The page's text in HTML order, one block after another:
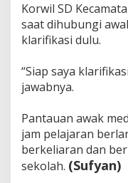
Korwil SD
saat dihubungi
klarifikasi dulu.
“Siap saya
jawabnya.
Pantauan awak
jam pelajaran
berkeliaran dan
sekolah. (Sufyan)